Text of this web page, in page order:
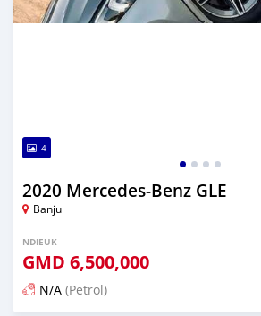
4
2020 Mercedes-Benz GLE
Banjul
NDIEUK
GMD 6,500,000
N/A (Petrol)